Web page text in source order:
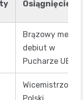
Osiągnięcie
Brązowy medal,
debiut w
Pucharze UEFA